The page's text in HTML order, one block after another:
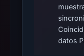
datos